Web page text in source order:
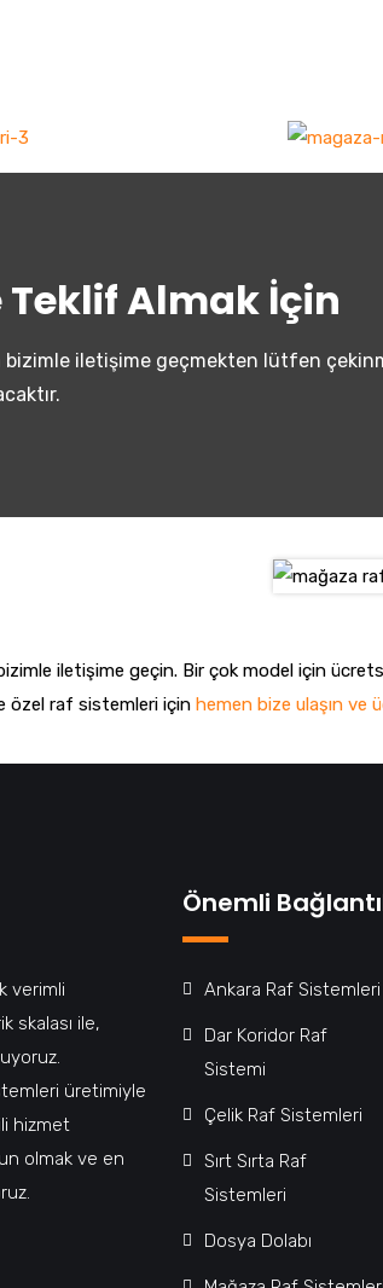
Teklif Almak İçin
bizimle iletişime geçmekten lütfen
iletişime geçin. Bir çok model için
özel raf sistemleri için hemen bize ulaşın ve
verimli
skalası ile,
üretimiyle
hizmet
olmak ve en
Önemli
Ankara Raf Sistemleri
Dar Koridor Raf
Sistemi
Çelik Raf Sistemleri
Sırt Sırta Raf
Sistemleri
Dosya Dolabı